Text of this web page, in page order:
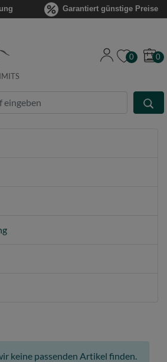
Garantiert günstige Preise
0 0
keine passenden Artikel finden.